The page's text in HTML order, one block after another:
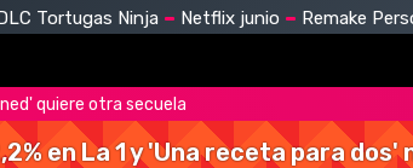
Tortugas Ninja Netflix junio Remake
quiere otra secuela
en La 1 y 'Una receta para